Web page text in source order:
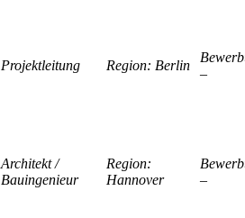
Projektleitung Region: Berlin
–
Architekt /
Bauingenieur
Region:
Hannover
–